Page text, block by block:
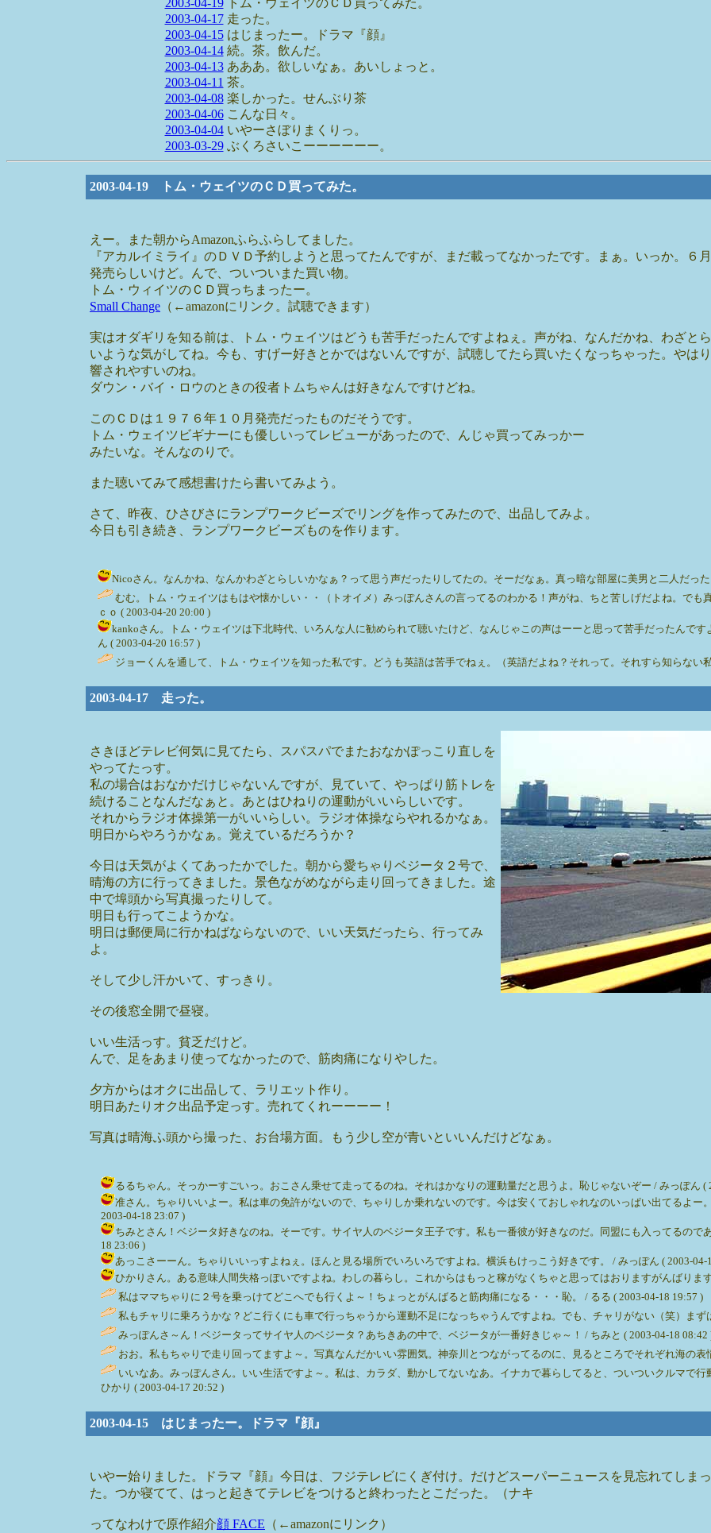
2003-04-19トム・ウェイツのＣＤ買ってみた。
2003-04-17走った。
2003-04-15はじまったー。ドラマ『顔』
2003-04-14続。茶。飲んだ。
2003-04-13あああ。欲しいなぁ。あいしょっと。
2003-04-11 茶。
2003-04-08楽しかった。せんぶり茶
2003-04-06こんな日々。
2003-04-04いやーさぼりまくりっ。
2003-03-29ぶくろさいこーーーーーー。
2003-04-19 トム・ウェイツのＣＤ買ってみた。
えー。また朝からAmazonふらふらしてました。
『アカルイミライ』のＤＶＤ予約しようと思ってたんですが、まだ載ってなかったです。まぁ。いっか。６
発売らしいけど。んで、ついついまた買い物。
トム・ウィイツのＣＤ買っちまったー。
Small Change （←amazonにリンク。試聴できます）
実はオダギリを知る前は、トム・ウェイツはどうも苦手だったんですよねぇ。声がね、なんだかね、わざと
いような気がしてね。今も、すげー好きとかではないんですが、試聴してたら買いたくなっちゃった。やは
響されやすいのね。
ダウン・バイ・ロウのときの役者トムちゃんは好きなんですけどね。
このＣＤは１９７６年１０月発売だったものだそうです。
トム・ウェイツビギナーにも優しいってレビューがあったので、んじゃ買ってみっかー
みたいな。そんなのりで。
また聴いてみて感想書けたら書いてみよう。
さて、昨夜、ひさびさにランプワークビーズでリングを作ってみたので、出品してみよ。
今日も引き続き、ランプワークビーズものを作ります。
Nicoさん。なんかね、なんかわざとらしいかなぁ？って思う声だったりしてたの。そーだなぁ。真っ暗な部屋に美男と二人だっ
むむ。トム・ウェイツはもはや懐かしい・・（トオイメ）みっぽんさんの言ってるのわかる！声がね、ちと苦しげだよね。でも
ｃｏ ( 2003-04-20 20:00 )
kankoさん。トム・ウェイツは下北時代、いろんな人に勧められて聴いたけど、なんじゃこの声はーーと思って苦手だったんで
ん ( 2003-04-20 16:57 )
ジョーくんを通して、トム・ウェイツを知った私です。どうも英語は苦手でねぇ。（英語だよね？それって。それすら知らない
2003-04-17 走った。
さきほどテレビ何気に見てたら、スパスパでまたおなかぽっこり直しを
やってたっす。
私の場合はおなかだけじゃないんですが、見ていて、やっぱり筋トレを
続けることなんだなぁと。あとはひねりの運動がいいらしいです。
それからラジオ体操第一がいいらしい。ラジオ体操ならやれるかなぁ。
明日からやろうかなぁ。覚えているだろうか？
今日は天気がよくてあったかでした。朝から愛ちゃりベジータ２号で、
晴海の方に行ってきました。景色ながめながら走り回ってきました。途
中で埠頭から写真撮ったりして。
明日も行ってこようかな。
明日は郵便局に行かねばならないので、いい天気だったら、行ってみ
よ。
そして少し汗かいて、すっきり。
その後窓全開で昼寝。
いい生活っす。貧乏だけど。
んで、足をあまり使ってなかったので、筋肉痛になりやした。
夕方からはオクに出品して、ラリエット作り。
明日あたりオク出品予定っす。売れてくれーーーー！
写真は晴海ふ頭から撮った、お台場方面。もう少し空が青いといいんだけどなぁ。
るるちゃん。そっかーすごいっ。おこさん乗せて走ってるのね。それはかなりの運動量だと思うよ。恥じゃないぞー / みっぽん (
准さん。ちゃりいいよー。私は車の免許がないので、ちゃりしか乗れないのです。今は安くておしゃれなのいっぱい出てるよー
2003-04-18 23:07 )
ちみとさん！ベジータ好きなのね。そーです。サイヤ人のベジータ王子です。私も一番彼が好きなのだ。同盟にも入ってるので
18 23:06 )
あっこさーーん。ちゃりいいっすよねぇ。ほんと見る場所でいろいろですよね。横浜もけっこう好きです。 / みっぽん ( 2003-04-
ひかりさん。ある意味人間失格っぽいですよね。わしの暮らし。これからはもっと稼がなくちゃと思ってはおりますがんばりま
私はママちゃりに２号を乗っけてどこへでも行くよ～！ちょっとがんばると筋肉痛になる・・・恥。 / るる ( 2003-04-18 19:57 )
私もチャリに乗ろうかな？どこ行くにも車で行っちゃうから運動不足になっちゃうんですよね。でも、チャリがない（笑）まず
みっぽんさ～ん！ベジータってサイヤ人のベジータ？あちきあの中で、ベジータが一番好きじゃ～！ / ちみと ( 2003-04-18 08:42
おお。私もちゃりで走り回ってますよ～。写真なんだかいい雰囲気。神奈川とつながってるのに、見るところでそれぞれ海の表
いいなあ。みっぽんさん。いい生活ですよ～。私は、カラダ、動かしてないなあ。イナカで暮らしてると、ついついクルマで
ひかり ( 2003-04-17 20:52 )
2003-04-15 はじまったー。ドラマ『顔』
いやー始りました。ドラマ『顔』今日は、フジテレビにくぎ付け。だけどスーパーニュースを見忘れてしまっ
た。つか寝てて、はっと起きてテレビをつけると終わったとこだった。（ナキ
ってなわけで原作紹介顔 FACE （←amazonにリンク）